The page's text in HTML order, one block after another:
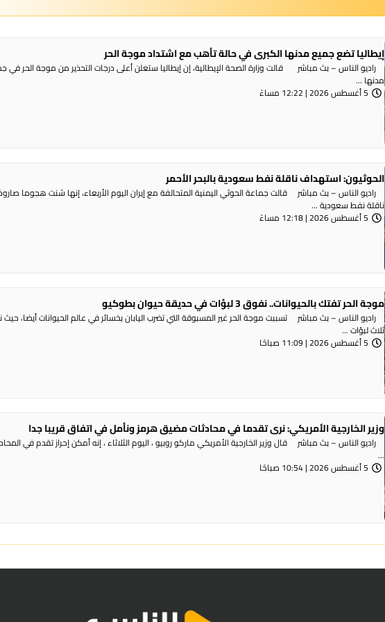
إيطاليا تضع جميع مدنها الكبرى في حالة تأهب مع اشتداد موجة الحر
راديو الناس – بث مباشر قالت وزارة الصحة الإيطالية، إن إيطاليا ستعلن أعلى درجات التحذير من موجة ​الحر في
مدنها ...
5 أغسطس 2026 | 12:22 مساءً
الحوثيون: استهداف ناقلة نفط سعودية بالبحر الأحمر
راديو الناس – بث مباشر قالت جماعة الحوثي ​اليمنية المتحالفة ​مع إيران اليوم الأربعاء، ⁠إنها شنت ​هجوما
ناقلة نفط سعودية ...
5 أغسطس 2026 | 12:18 مساءً
موجة الحر تفتك بالحيوانات.. نفوق 3 لبؤات في حديقة حيوان بطوكيو
راديو الناس – بث مباشر تسببت موجة الحر غير المسبوقة التي تضرب اليابان بخسائر في عالم الحيوانات أيضا،
ثلاث لبؤات ...
5 أغسطس 2026 | 11:09 صباحًا
وزير الخارجية الأمريكي: نرى تقدما في محادثات مضيق هرمز ونأمل في اتفاق قريبا جدا
راديو الناس – بث مباشر قال وزير الخارجية الأمريكي ماركو روبيو ، اليوم الثلاثاء ، إنه أمكن إحراز تقدم في
...
5 أغسطس 2026 | 10:54 صباحًا